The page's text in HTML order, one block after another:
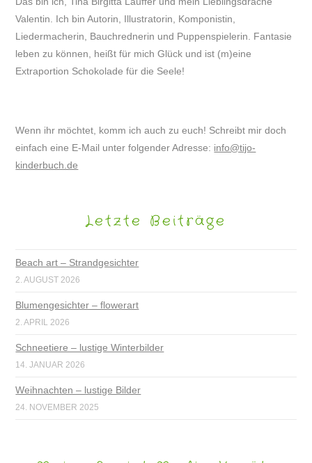
Valentin. Ich bin Autorin, Illustratorin, Komponistin,
Liedermacherin, Bauchrednerin und Puppenspielerin. Fantasie
leben zu können, heißt für mich Glück und ist (m)eine
Extraportion Schokolade für die Seele!
Wenn ihr möchtet, komm ich auch zu euch! Schreibt mir doch
einfach eine E-Mail unter folgender Adresse: info@tijo-
kinderbuch.de
Letzte Beiträge
Beach art – Strandgesichter
2. AUGUST 2026
Blumengesichter – flowerart
2. APRIL 2026
Schneetiere – lustige Winterbilder
14. JANUAR 2026
Weihnachten – lustige Bilder
24. NOVEMBER 2025